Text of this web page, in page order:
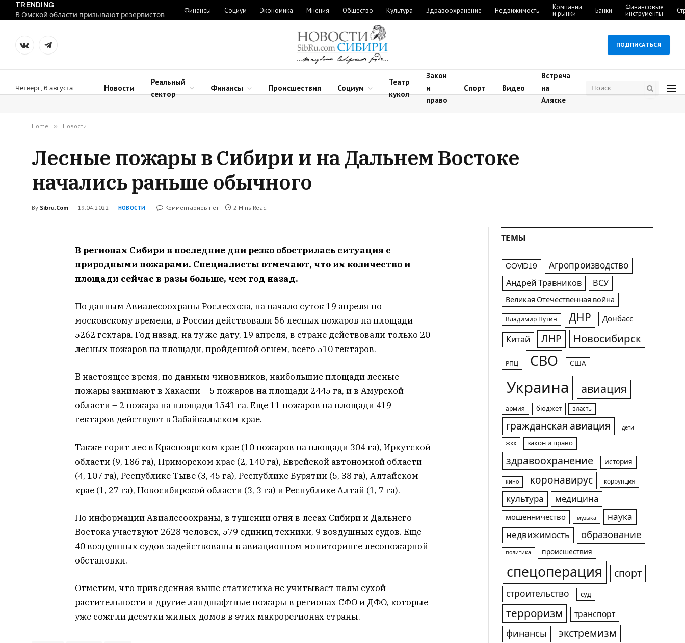
TRENDING
В Омской области призывают резервистов
Финансы Социум Экономика Мнения Общество Культура Здравоохранение Недвижимость Компании
и рынки Банки Финансовые
инструменты
VKontakteTelegram
ПОДПИСАТЬСЯ
Четверг, 6 августа Новости
Реальный
сектор
Финансы Происшествия Социум
Театр
кукол
Закон
и
право
Спорт Видео
Встреча
на
Аляске
Home » Новости
Лесные пожары в Сибири и на Дальнем Востоке
начались раньше обычного
By Sibru.Com 19.04.2022 НОВОСТИ Комментариев нет 2 Mins Read
В регионах Сибири в последние дни резко обострилась ситуация с
природными пожарами. Специалисты отмечают, что их количество и
площади сейчас в разы больше, чем год назад.
По данным Авиалесоохраны Рослесхоза, на начало суток 19 апреля по
московскому времени, в России действовали 56 лесных пожаров на площади
5262 гектара. Год назад, на ту же дату, 19 апреля, в стране действовали только 20
лесных пожаров на площади, пройденной огнем, всего 510 гектаров.
В настоящее время, по данным чиновников, наибольшие площади лесные
пожары занимают в Хакасии – 5 пожаров на площади 2445 га, и в Амурской
области – 2 пожара на площади 1541 га. Еще 11 пожаров на площади 419
гектаров действуют в Забайкальском крае.
Также горит лес в Красноярском крае (10 пожаров на площади 304 га), Иркутской
области (9, 186 га), Приморском крае (2, 140 га), Еврейской автономной области
(4, 107 га), Республике Тыве (3, 45 га), Республике Бурятии (5, 38 га), Алтайском
крае (1, 27 га), Новосибирской области (3, 3 га) и Республике Алтай (1, 7 га).
По информации Авиалесоохраны, в тушении огня в лесах Сибири и Дальнего
Востока участвуют 2628 человек, 579 единиц техники, 9 воздушных судов. Еще
40 воздушных судов задействованы в авиационном мониторинге лесопожарной
обстановки.
Отметим, что приведенная выше статистика не учитывает палы сухой
растительности и другие ландшафтные пожары в регионах СФО и ДФО, которые
уже сожгли десятки жилых домов в этих макрорегионах страны.
ТЕМЫ
COVID19 Агропроизводство
Андрей Травников ВСУ
Великая Отечественная война
Владимир Путин ДНР Донбасс
Китай ЛНР Новосибирск
РПЦ СВО США
Украина авиация
армия бюджет власть
гражданская авиация дети
жкх закон и право
здравоохранение история
кино коронавирус коррупция
культура медицина
мошенничество музыка
наука
недвижимость
образование
политика происшествия
спецоперация спорт
строительство суд
терроризм транспорт
финансы экстремизм